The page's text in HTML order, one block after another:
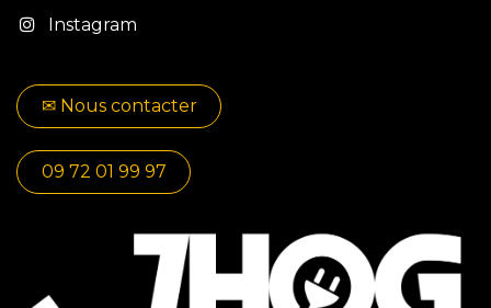
Instagram
✉​​ No​​​​us contacter
09 72 01 99 97